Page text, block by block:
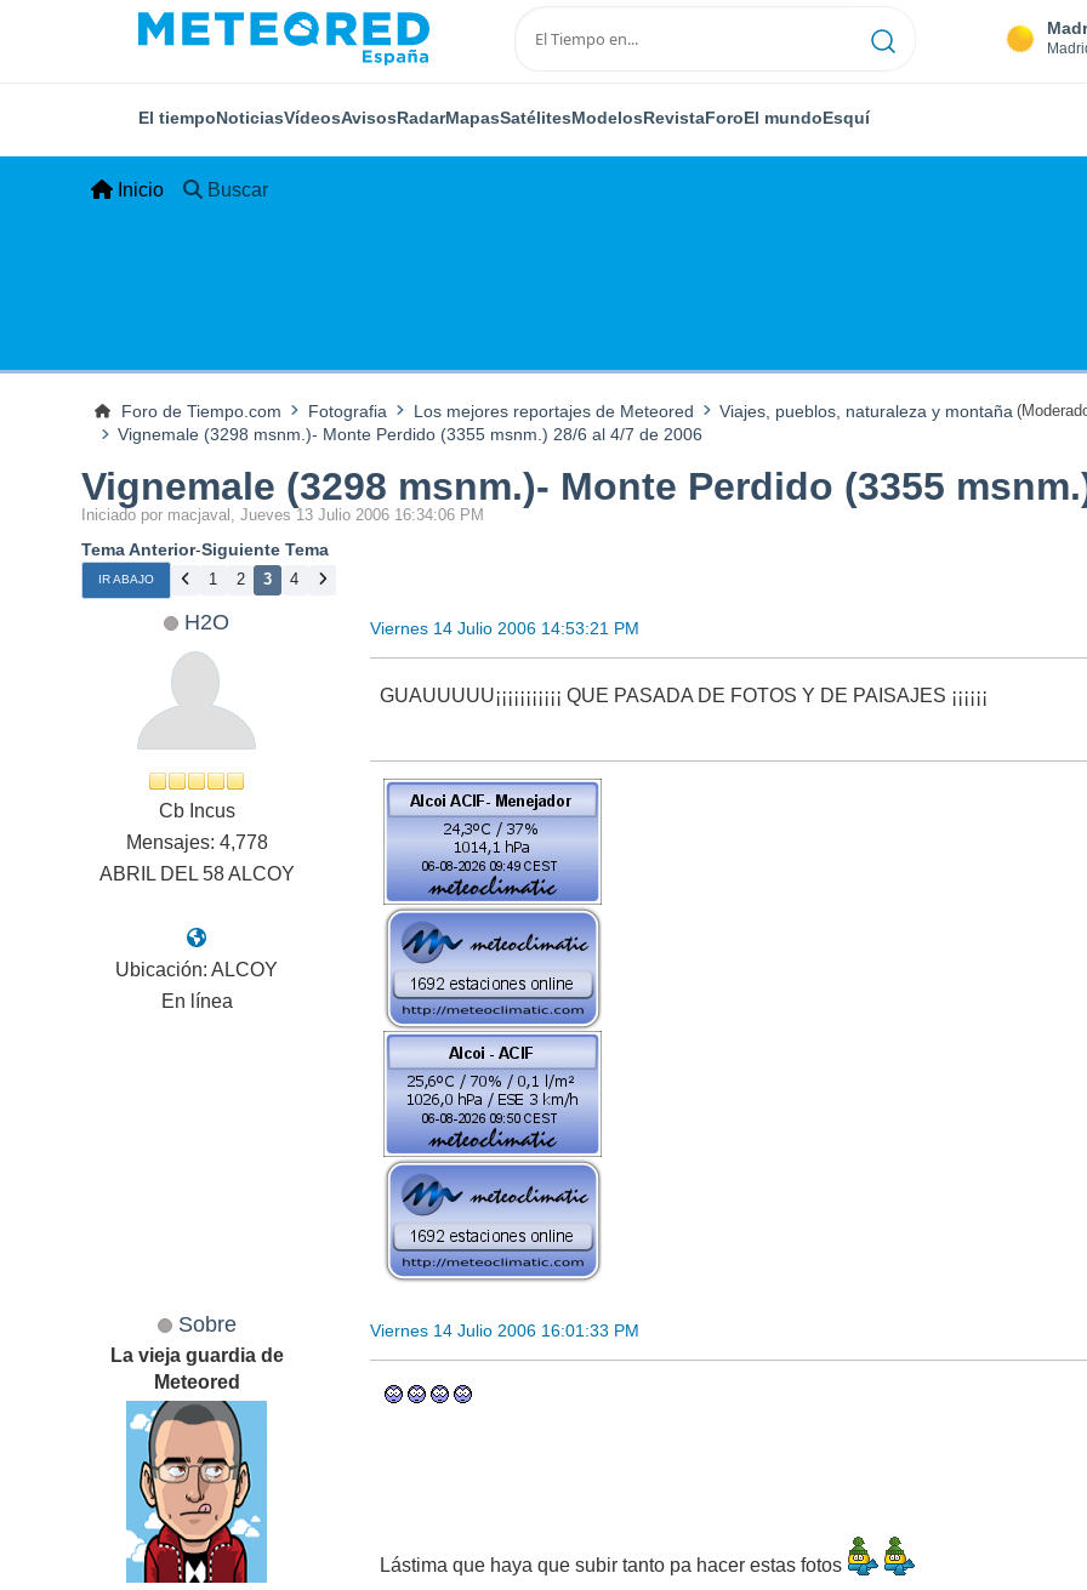
El tiempoNoticiasVídeosAvisosRadarMapasSatélitesModelosRevistaForoEl mundoEsquí
Inicio Buscar
Foro de Tiempo.com Fotografia Los mejores reportajes de Meteored Viajes, pueblos, naturaleza y montaña
Vignemale (3298 msnm.)- Monte Perdido (3355 msnm.) 28/6 al 4/7 de 2006
Vignemale (3298 msnm.)- Monte Perdido (3355
Iniciado por macjaval, Jueves 13 Julio 2006 16:34:06 PM
Tema Anterior-Siguiente Tema
IR ABAJO 1 2 3 4
H2O
Cb Incus
Mensajes: 4,778
ABRIL DEL 58 ALCOY
Ubicación: ALCOY
En línea
Viernes 14 Julio 2006 14:53:21 PM
GUAUUUUU¡¡¡¡¡¡¡¡¡¡¡ QUE PASADA DE FOTOS Y DE PAISAJES ¡¡¡¡¡¡
Sobre
La vieja guardia de
Meteored
Viernes 14 Julio 2006 16:01:33 PM
Lástima que haya que subir tanto pa hacer estas fotos